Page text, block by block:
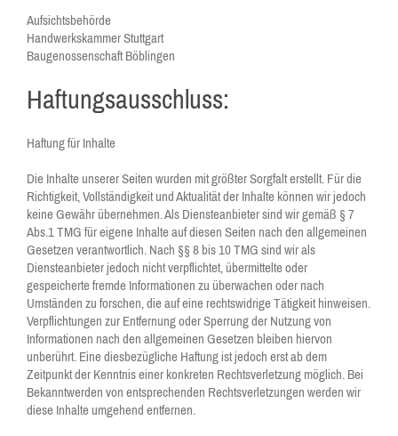
Aufsichtsbehörde
Handwerkskammer Stuttgart
Baugenossenschaft Böblingen
Haftungsausschluss:
Haftung für Inhalte
Die Inhalte unserer Seiten wurden mit größter Sorgfalt erstellt. Für die
Richtigkeit, Vollständigkeit und Aktualität der Inhalte können wir jedoch
keine Gewähr übernehmen. Als Diensteanbieter sind wir gemäß § 7
Abs.1 TMG für eigene Inhalte auf diesen Seiten nach den allgemeinen
Gesetzen verantwortlich. Nach §§ 8 bis 10 TMG sind wir als
Diensteanbieter jedoch nicht verpflichtet, übermittelte oder
gespeicherte fremde Informationen zu überwachen oder nach
Umständen zu forschen, die auf eine rechtswidrige Tätigkeit hinweisen.
Verpflichtungen zur Entfernung oder Sperrung der Nutzung von
Informationen nach den allgemeinen Gesetzen bleiben hiervon
unberührt. Eine diesbezügliche Haftung ist jedoch erst ab dem
Zeitpunkt der Kenntnis einer konkreten Rechtsverletzung möglich. Bei
Bekanntwerden von entsprechenden Rechtsverletzungen werden wir
diese Inhalte umgehend entfernen.